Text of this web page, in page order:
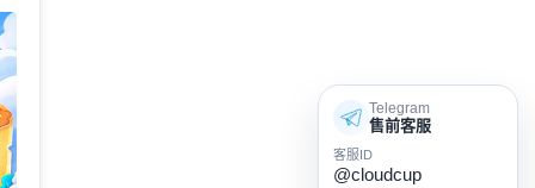
Telegram
售前客服
客服ID
@cloudcup